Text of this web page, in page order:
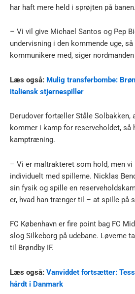
har haft mere held i sprøjten på banen.
– Vi vil give Michael Santos og Pep
undervisning i den kommende uge,
kommunikere med, siger
Læs også: Mulig transferbombe:
italiensk stjernespiller
Derudover fortæller Ståle Solbakken,
kommer i kamp for reserveholdet, så
kamptræning.
– Vi er maltrakteret som hold, men vi
individuelt med spillerne. Nicklas
sin fysik og spille en
er, hvad han trænger til – at spille på
FC København er fire point bag FC
slog Silkeborg på udebane. Løverne
til Brøndby IF.
Læs også: Vanviddet fortsætter:
hårdt i Danmark